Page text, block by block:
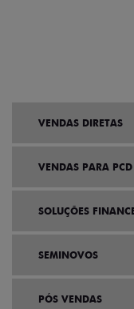
VENDAS DIRETAS
VENDAS PARA PCD
SOLUÇÕES
SEMINOVOS
PÓS VENDAS